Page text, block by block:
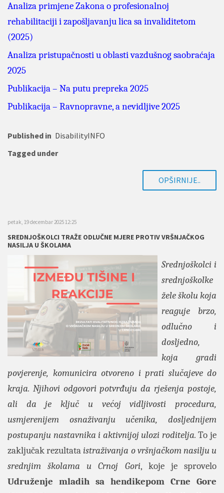
Analiza primjene Zakona o profesionalnoj
rehabilitaciji i zapošljavanju lica sa invaliditetom
(2025)
Analiza pristupačnosti u oblasti vazdušnog saobraćaja
2025
Publikacija – Na putu prepreka 2025
Publikacija – Ravnopravne, a nevidljive 2025
Published in DisabilityINFO
Tagged under
OPŠIRNIJE..
petak, 19 decembar 2025 12:25
SREDNJOŠKOLCI TRAŽE ODLUČNE MJERE PROTIV VRŠNJAČKOG
NASILJA U ŠKOLAMA
Srednjoškolci i
srednjoškolke
žele školu koja
reaguje brzo,
odlučno i
dosljedno,
koja gradi
povjerenje, komunicira otvoreno i prati slučajeve do
kraja. Njihovi odgovori potvrđuju da rješenja postoje,
ali da je ključ u većoj vidljivosti procedura,
usmjerenijem osnaživanju učenika, dosljednijem
postupanju nastavnika i aktivnijoj ulozi roditelja.To je
zaključak rezultataistraživanja o vršnjačkom nasilju u
srednjim školama u Crnoj Gori, koje je sprovelo
Udruženje mladih sa hendikepom Crne Gore